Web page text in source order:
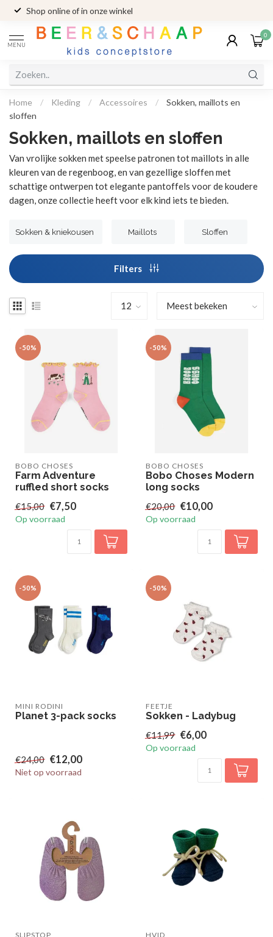
Shop online of in onze winkel
MENU
0
Home / Kleding / Accessoires /
Sokken, maillots en
sloffen
Sokken, maillots en sloffen
Van vrolijke sokken met speelse patronen tot maillots in alle
kleuren van de regenboog, en van gezellige sloffen met
schattige ontwerpen tot elegante pantoffels voor de koudere
dagen, onze collectie heeft voor elk kind iets te bieden.
Sokken & kniekousen Maillots Sloffen
Filters
-50%
BOBO CHOSES
Farm Adventure
ruffled short socks
€15,00 €7,50
Op voorraad
-50%
BOBO CHOSES
Bobo Choses Modern
long socks
€20,00 €10,00
Op voorraad
-50%
MINI RODINI
Planet 3-pack socks
€24,00 €12,00
Niet op voorraad
-50%
FEETJE
Sokken - Ladybug
€11,99 €6,00
Op voorraad
SLIPSTOP HVID